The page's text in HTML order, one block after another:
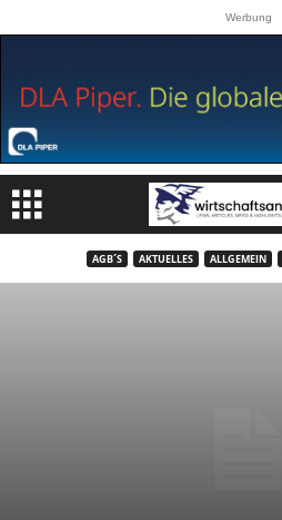
Werbung
AGB´S AKTUELLES ALLGEMEIN